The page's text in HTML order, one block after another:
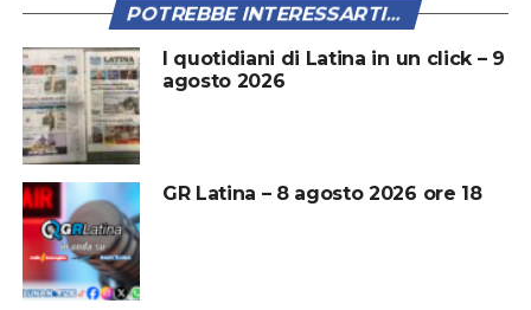
POTREBBE INTERESSARTI...
I quotidiani di Latina in un click – 9
agosto 2026
GR Latina – 8 agosto 2026 ore 18